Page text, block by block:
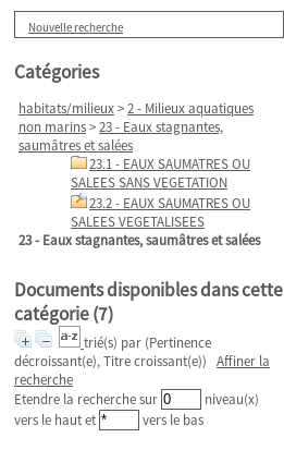
Nouvelle recherche
Catégories
habitats/milieux>2 - Milieux aquatiques
non marins>23 - Eaux stagnantes,
saumâtres et salées
23.1 - EAUX SAUMATRES OU
SALEES SANS VEGETATION
23.2 - EAUX SAUMATRES OU
SALEES VEGETALISEES
23 - Eaux stagnantes, saumâtres et salées
Documents disponibles dans cette
catégorie (7)
trié(s) par (Pertinence
décroissant(e), Titre croissant(e)) Affiner la
recherche
Etendre la recherche sur
niveau(x)
vers le haut et
vers le bas